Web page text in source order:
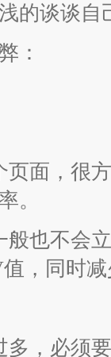
的谈谈自
：
页面，很
。
般也不会
，同时
多，必须